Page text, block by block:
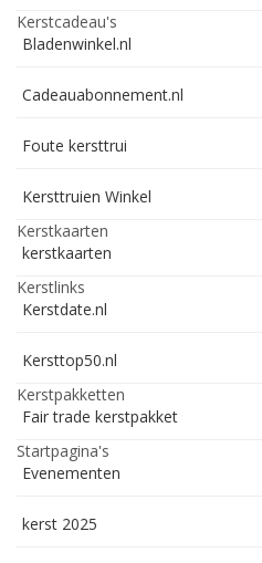
Kerstcadeau's
Bladenwinkel.nl
Cadeauabonnement.nl
Foute kersttrui
Kersttruien Winkel
Kerstkaarten
kerstkaarten
Kerstlinks
Kerstdate.nl
Kersttop50.nl
Kerstpakketten
Fair trade kerstpakket
Startpagina's
Evenementen
kerst 2025